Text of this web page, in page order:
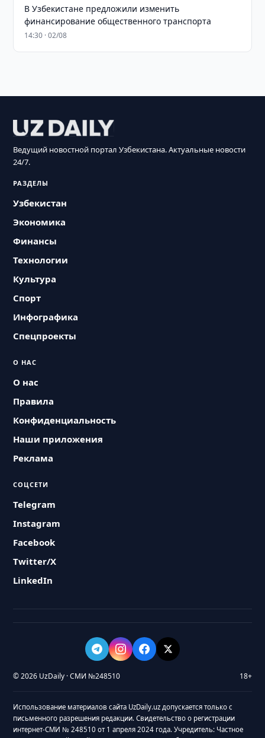
В Узбекистане предложили изменить
финансирование общественного транспорта
14:30 · 02/08
Ведущий новостной портал Узбекистана. Актуальные новости
24/7.
РАЗДЕЛЫ
Узбекистан
Экономика
Финансы
Технологии
Культура
Спорт
Инфографика
Спецпроекты
О НАС
О нас
Правила
Конфиденциальность
Наши приложения
Реклама
СОЦСЕТИ
Telegram
Instagram
Facebook
Twitter/X
LinkedIn
© 2026 UzDaily · СМИ №248510 18+
Использование материалов сайта UzDaily.uz допускается только с
письменного разрешения редакции. Свидетельство о регистрации
интернет-СМИ № 248510 от 1 апреля 2024 года. Учредитель: Частное